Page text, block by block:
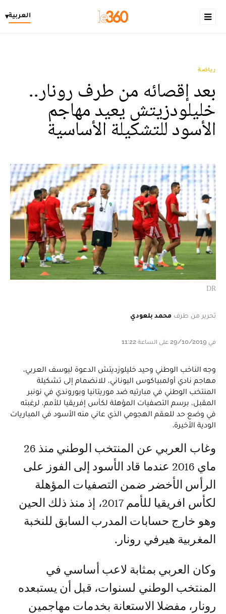
العربية▾
رياضة
بعد إقصائه من طرف رونار..
خليلودزيتش يعيد مهاجم
الأسود للتشكيلة الأساسية
DR
تحرير من طرف محمد بلعودي
في 29/10/2019 على الساعة 11:22
وجه الناخب الوطني وحيد خليلوزديتش الدعوة ليوسف العربي،
مهاجم نادي أولمبياكوس اليوناني، للانضمام إلى تشكيلة
المنتخب الوطني في مبارتيه ضد موريتانيا وبوروندي في نونبر
المقبل، برسم التصفيات المؤهلة لكأس إفريقيا للأمم، لرغبته
في وضع حد للعقم الهجومي الذي عاني منه الأسود في المباريات
الودية الأخيرة.
وغاب العربي عن المنتخب الوطني منذ 26
ماي 2016 عندما قاد الأسود إلى الفوز على
الرأس الأخضر ضمن التصفيات المؤهلة
لكأس افريقيا للأمم 2017، إذ منذ ذلك الحين
وهو خارج حسابات المدرب السابق للنخبة
المغربية هيرفي رونار.
وكان العربي بمثابة لاعب أساسي في
المنتخب الوطني لسنوات، قبل أن يستبعده
رونار، مفضلا الاستعانة بخدمات مهاجمين